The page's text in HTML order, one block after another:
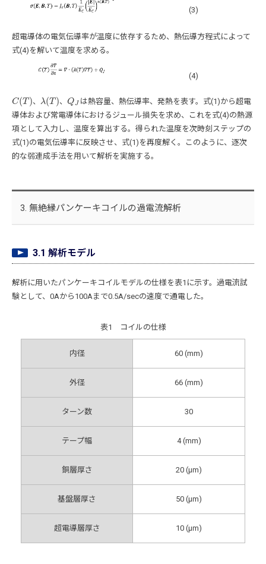
(3)
超電導体の電気伝導率が温度に依存するため、熱伝導方程式によって
式(4)を解いて温度を求める。
(4)
C(T )
C(T) 、 λ(T )
λ(T) 、QJ
QJ は熱容量、熱伝導率、発熱を表す。式(1)から超電
導体および常電導体におけるジュール損失を求め、これを式(4)の熱源
項として入力し、温度を算出する。得られた温度を次時刻ステップの
式(1)の電気伝導率に反映させ、式(1)を再度解く。このように、逐次
的な弱連成手法を用いて解析を実施する。
3. 無絶縁パンケーキコイルの過電流解析
3.1 解析モデル
解析に用いたパンケーキコイルモデルの仕様を表1に示す。過電流試
験として、0Aから100Aまで0.5A/secの速度で通電した。
表1 コイルの仕様
内径 60 (mm)
外径 66 (mm)
ターン数 30
テープ幅 4 (mm)
銅層厚さ 20 (μm)
基盤層厚さ 50 (μm)
超電導層厚さ 10 (μm)